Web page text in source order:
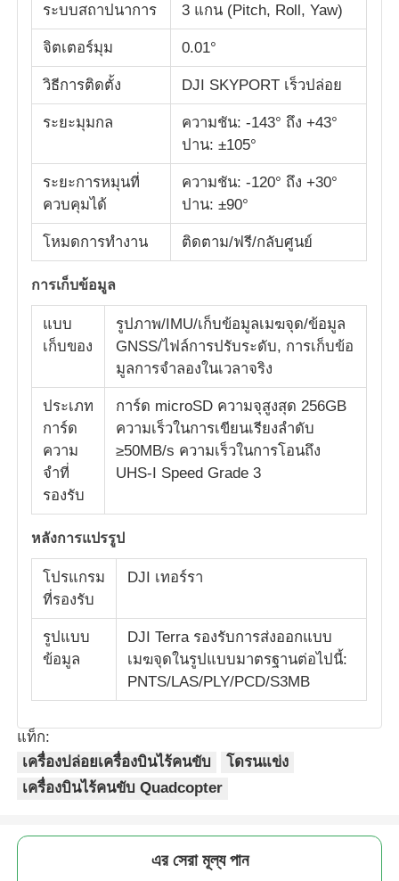
ระบบสถาปนาการ 3 แกน (Pitch, Roll, Yaw)
จิตเตอร์มุม 0.01°
วิธีการติดตั้ง DJI SKYPORT เร็วปล่อย
ระยะมุมกล
ความชัน: -143° ถึง +43°
ปาน: ±105°
ระยะการหมุนที่
ควบคุมได้
ความชัน: -120° ถึง +30°
ปาน: ±90°
โหมดการทํางาน ติดตาม/ฟรี/กลับศูนย์
การเก็บข้อมูล
แบบ
เก็บของ
รูปภาพ/IMU/เก็บข้อมูลเมฆจุด/ข้อมูล
GNSS/ไฟล์การปรับระดับ, การเก็บข้อ
มูลการจําลองในเวลาจริง
ประเภท
การ์ด
ความ
จําที่
รองรับ
การ์ด microSD ความจุสูงสุด 256GB
ความเร็วในการเขียนเรียงลําดับ
≥50MB/s ความเร็วในการโอนถึง
UHS-I Speed Grade 3
หลังการแปรรูป
โปรแกรม
ที่รองรับ
DJI เทอร์รา
รูปแบบ
ข้อมูล
DJI Terra รองรับการส่งออกแบบ
เมฆจุดในรูปแบบมาตรฐานต่อไปนี้:
PNTS/LAS/PLY/PCD/S3MB
แท็ก:
เครื่องปล่อยเครื่องบินไร้คนขับ
โดรนแข่ง
เครื่องบินไร้คนขับ Quadcopter
এর সেরা মূল্য পান